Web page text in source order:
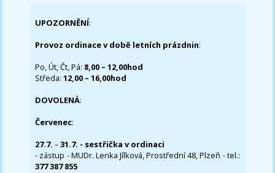
UPOZORNĚNÍ:
Provoz ordinace v době letních prázdnin:
Po, Út, Čt, Pá: 8,00 – 12,00hod
Středa:12,00 – 16,00hod
DOVOLENÁ:
Červenec:
27.7.–31.7. - sestřička v ordinaci
- zástup - MUDr. Lenka Jílková, Prostřední 48, Plzeň - tel.:
377 387 855